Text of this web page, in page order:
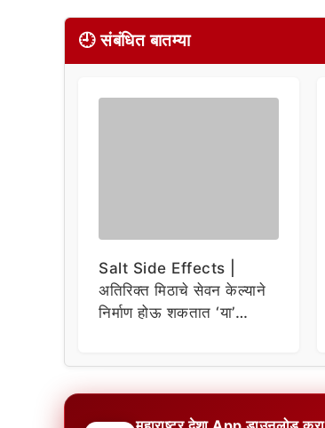
🕘 संबंधित बातम्या
Salt Side Effects |
अतिरिक्त मिठाचे सेवन केल्याने
निर्माण होऊ शकतात ‘या’